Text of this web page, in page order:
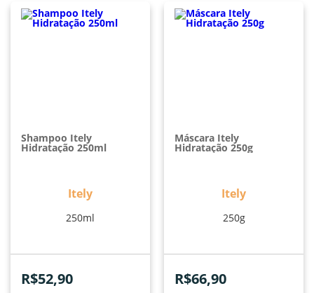
Shampoo Itely
Hidratação 250ml
Itely
250ml
R$52,90
Máscara Itely
Hidratação 250g
Itely
250g
R$66,90